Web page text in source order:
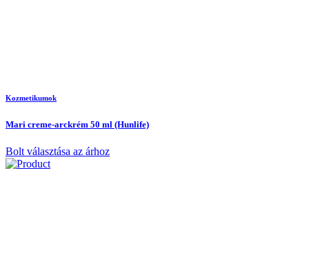
Kozmetikumok
Mari creme-arckrém 50 ml (Hunlife)
Bolt választása az árhoz